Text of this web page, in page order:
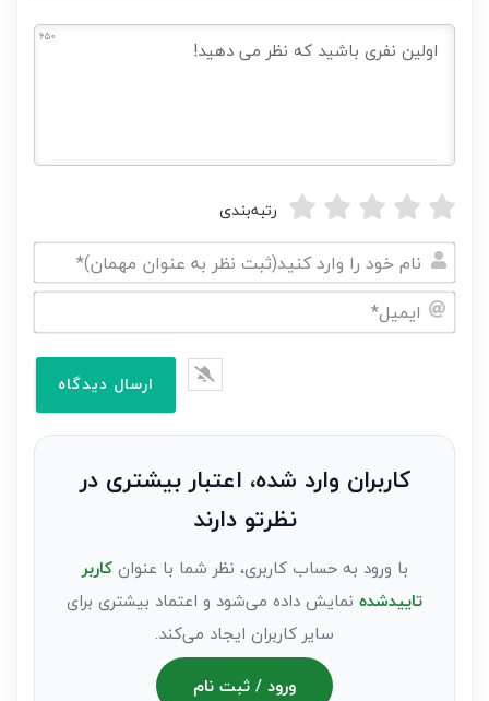
650
رتبه‌بندی
نام
خود
نظر
کاربران وارد شده، اعتبار بیشتری در
نظرتو دارند
با ورود به حساب کاربری، نظر شما با عنوانکاربر
تاییدشده نمایش داده می‌شود و اعتماد بیشتری برای
سایر کاربران ایجاد می‌کند.
ورود / ثبت نام